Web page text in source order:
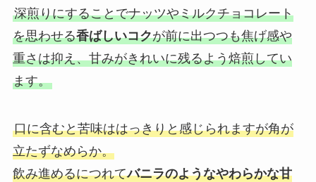
深煎りにすることでナッツやミルクチョコレート
を思わせる香ばしいコクが前に出つつも焦げ感や
重さは抑え、甘みがきれいに残るよう焙煎してい
ます。
口に含むと苦味ははっきりと感じられますが角が
立たずなめらか。
飲み進めるにつれてバニラのようなやわらかな甘